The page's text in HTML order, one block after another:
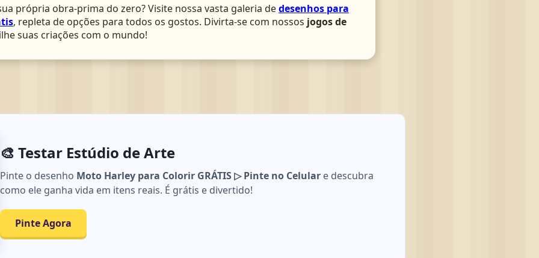
própria obra-prima do zero? Visite nossa vasta galeria dedesenhos para
, repleta de opções para todos os gostos. Divirta-se com nossos jogos de
suas criações com o mundo!
🎨 Testar Estúdio de Arte
Pinte o desenho Moto Harley para Colorir GRÁTIS ▷ Pinte no Celular e descubra
como ele ganha vida em itens reais. É grátis e divertido!
Pinte Agora